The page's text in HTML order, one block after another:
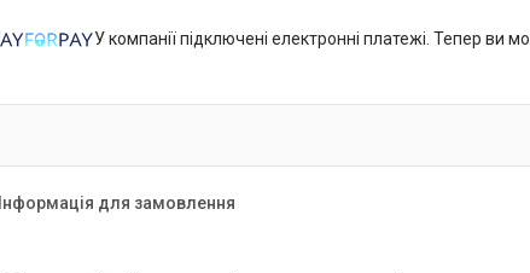
У компанії підключені електронні платежі. Тепер ви
Інформація для замовлення